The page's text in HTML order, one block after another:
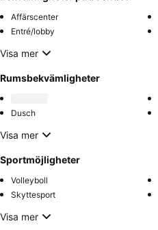
Affärscenter
Entré/lobby
Visa mer
Rumsbekvämligheter
Dusch
Visa mer
Sportmöjligheter
Volleyboll
Skyttesport
Visa mer